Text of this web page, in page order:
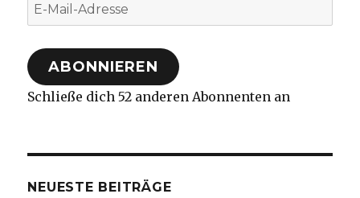
Mail-
Adresse
ABONNIEREN
Schließe dich 52 anderen Abonnenten an
NEUESTE BEITRÄGE